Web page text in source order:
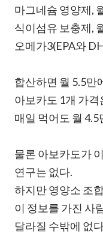
마그네슘 영양제,
식이섬유 보충제,
오메가3(EPA와
합산하면 월 5.5만
아보카도 1개 가격
매일 먹어도 월 4.5
물론 아보카도가
연구는 없다.
하지만 영양소 조
이 정보를 가진 사
달라질 수밖에 없